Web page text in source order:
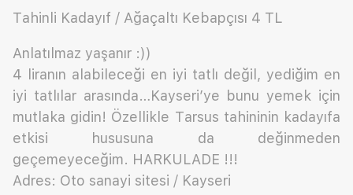
Tahinli Kadayıf / Ağaçaltı Kebapçısı 4 TL
Anlatılmaz yaşanır :))
4 liranın alabileceği en iyi tatlı değil, yediğim en
iyi tatlılar arasında…Kayseri’ye bunu yemek için
mutlaka gidin! Özellikle Tarsus tahininin kadayıfa
etkisi hususuna da değinmeden
geçemeyeceğim. HARKULADE !!!
Adres: Oto sanayi sitesi / Kayseri